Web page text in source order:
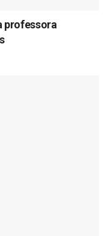
professora